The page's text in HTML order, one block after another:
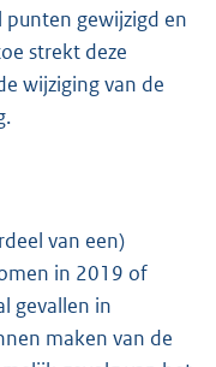
punten gewijzigd en
strekt deze
wijziging van de
van een)
in 2019 of
gevallen in
maken van de